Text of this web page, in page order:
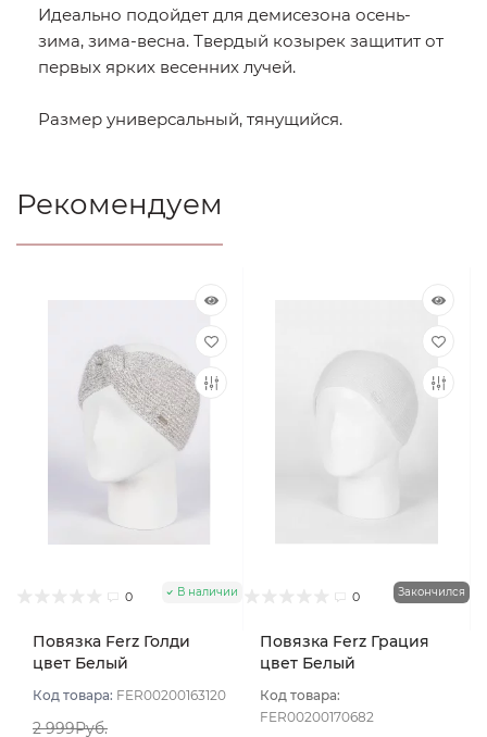
Идеально подойдет для демисезона осень-
зима, зима-весна. Твердый козырек защитит от
первых ярких весенних лучей.
Размер универсальный, тянущийся.
Рекомендуем
0 В наличии
Повязка Ferz Голди
цвет Белый
Код товара: FER00200163120
2 999Руб.
0 Закончился
Повязка Ferz Грация
цвет Белый
Код товара:
FER00200170682